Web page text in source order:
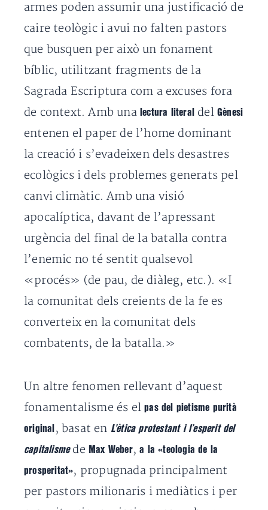
armes poden assumir una justificació de
caire teològic i avui no falten pastors
que busquen per això un fonament
bíblic, utilitzant fragments de la
Sagrada Escriptura com a excuses fora
de context. Amb una lectura literal delGènesi
entenen el paper de l’home dominant
la creació i s’evadeixen dels desastres
ecològics i dels problemes generats pel
canvi climàtic. Amb una visió
apocalíptica, davant de l’apressant
urgència del final de la batalla contra
l’enemic no té sentit qualsevol
«procés» (de pau, de diàleg, etc.). «I
la comunitat dels creients de la fe es
converteix en la comunitat dels
combatents, de la batalla.»
Un altre fenomen rellevant d’aquest
fonamentalisme és elpas del pietisme purità
original , basat en L’ètica protestant i l’esperit del
capitalismedeMax Weber,a la «teologia de la
prosperitat», propugnada principalment
per pastors milionaris i mediàtics i per